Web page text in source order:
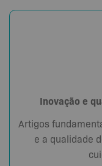
Inovação e
Artigos
e a qualidade